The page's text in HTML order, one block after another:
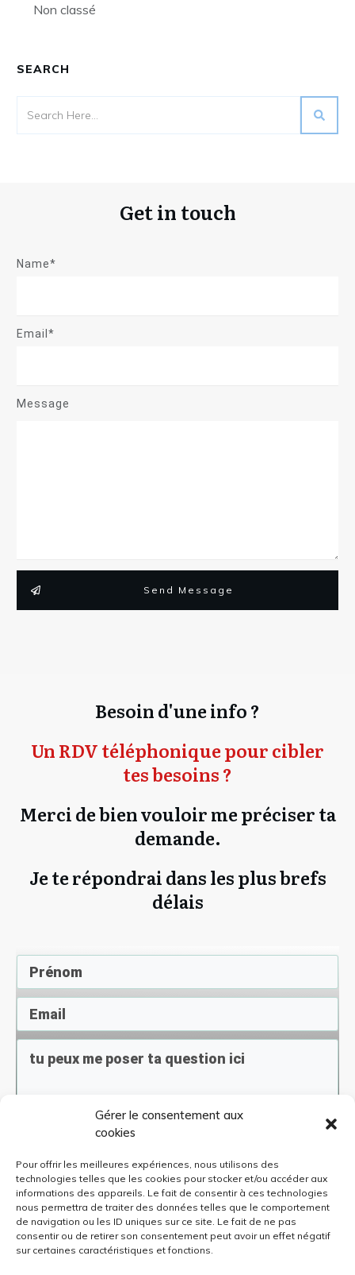
Gérer le consentement aux
cookies
Pour offrir les meilleures expériences, nous utilisons des
technologies telles que les cookies pour stocker et/ou accéder aux
informations des appareils. Le fait de consentir à ces technologies
nous permettra de traiter des données telles que le comportement
de navigation ou les ID uniques sur ce site. Le fait de ne pas
consentir ou de retirer son consentement peut avoir un effet négatif
sur certaines caractéristiques et fonctions.
Non classé
SEARCH
Get in touch
Name*
Email*
Message
Send Message
Besoin d'une info ?
Un RDV téléphonique pour cibler
tes besoins ?
Merci de bien vouloir me préciser ta
demande.
Je te répondrai dans les plus brefs
délais
En soumettant ce formulaire, j'accepte de
recevoir des infos sur les offres de
me désinscrire
Envoyer